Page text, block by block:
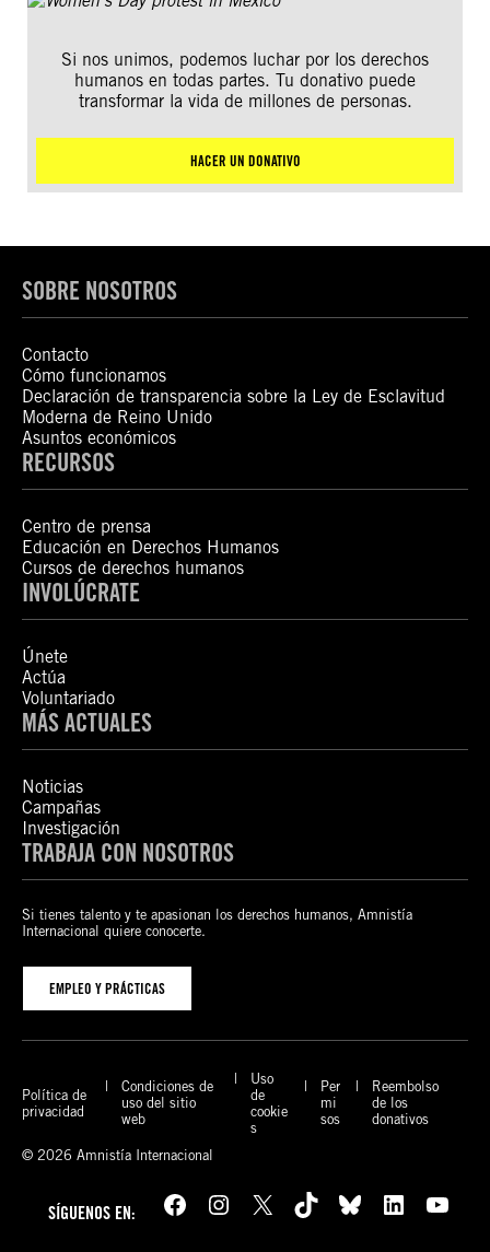
Si nos unimos, podemos luchar por los derechos
humanos en todas partes. Tu donativo puede
transformar la vida de millones de personas.
HACER UN DONATIVO
SOBRE NOSOTROS
Contacto
Cómo funcionamos
Declaración de transparencia sobre la Ley de Esclavitud
Moderna de Reino Unido
Asuntos económicos
RECURSOS
Centro de prensa
Educación en Derechos Humanos
Cursos de derechos humanos
INVOLÚCRATE
Únete
Actúa
Voluntariado
MÁS ACTUALES
Noticias
Campañas
Investigación
TRABAJA CON NOSOTROS
Si tienes talento y te apasionan los derechos humanos, Amnistía
Internacional quiere conocerte.
EMPLEO Y PRÁCTICAS
Política de
privacidad
Condiciones de
uso del sitio
web
Uso
de
cookie
s
Per
mi
sos
Reembolso
de los
donativos
© 2026 Amnistía Internacional
SÍGUENOS EN: Facebook Instagram X TikTok Bluesky LinkedIn YouTube